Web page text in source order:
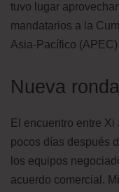
tuvo lugar
mandatarios a la
Asia-Pacífico
Nueva
El encuentro entre
pocos días después
los equipos
acuerdo comercial.